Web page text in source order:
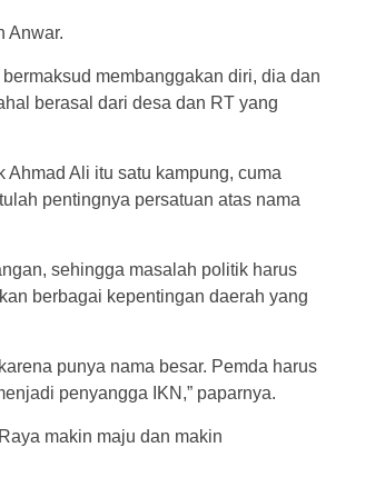
Anwar.
membanggakan diri, dia dan
berasal dari desa dan RT yang
Ali itu satu kampung, cuma
pentingnya persatuan atas nama
sehingga masalah politik harus
berbagai kepentingan daerah yang
punya nama besar. Pemda harus
penyangga IKN,” paparnya.
makin maju dan makin